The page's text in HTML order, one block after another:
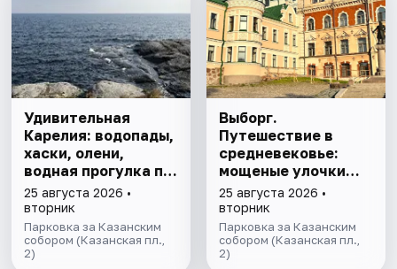
Удивительная
Карелия: водопады,
хаски, олени,
водная прогулка по
Ладожским шхерам
на ладье,
посещение рыбной
фермы.
25 августа 2026 •
вторник
Парковка за Казанским
собором (Казанская пл.,
2)
Выборг.
Путешествие в
средневековье:
мощеные улочки
старого города,
рецепт
Выборгского
кренделя и легенды
парка Монрепо.
25 августа 2026 •
вторник
Парковка за Казанским
собором (Казанская пл.,
2)